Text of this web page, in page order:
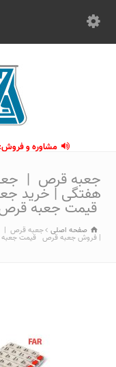
جعبه قرص |
هفتگی | خرید
قیمت جعبه
صفحه اصلی جعبه قرص |
| فروش جعبه قرص قیمت